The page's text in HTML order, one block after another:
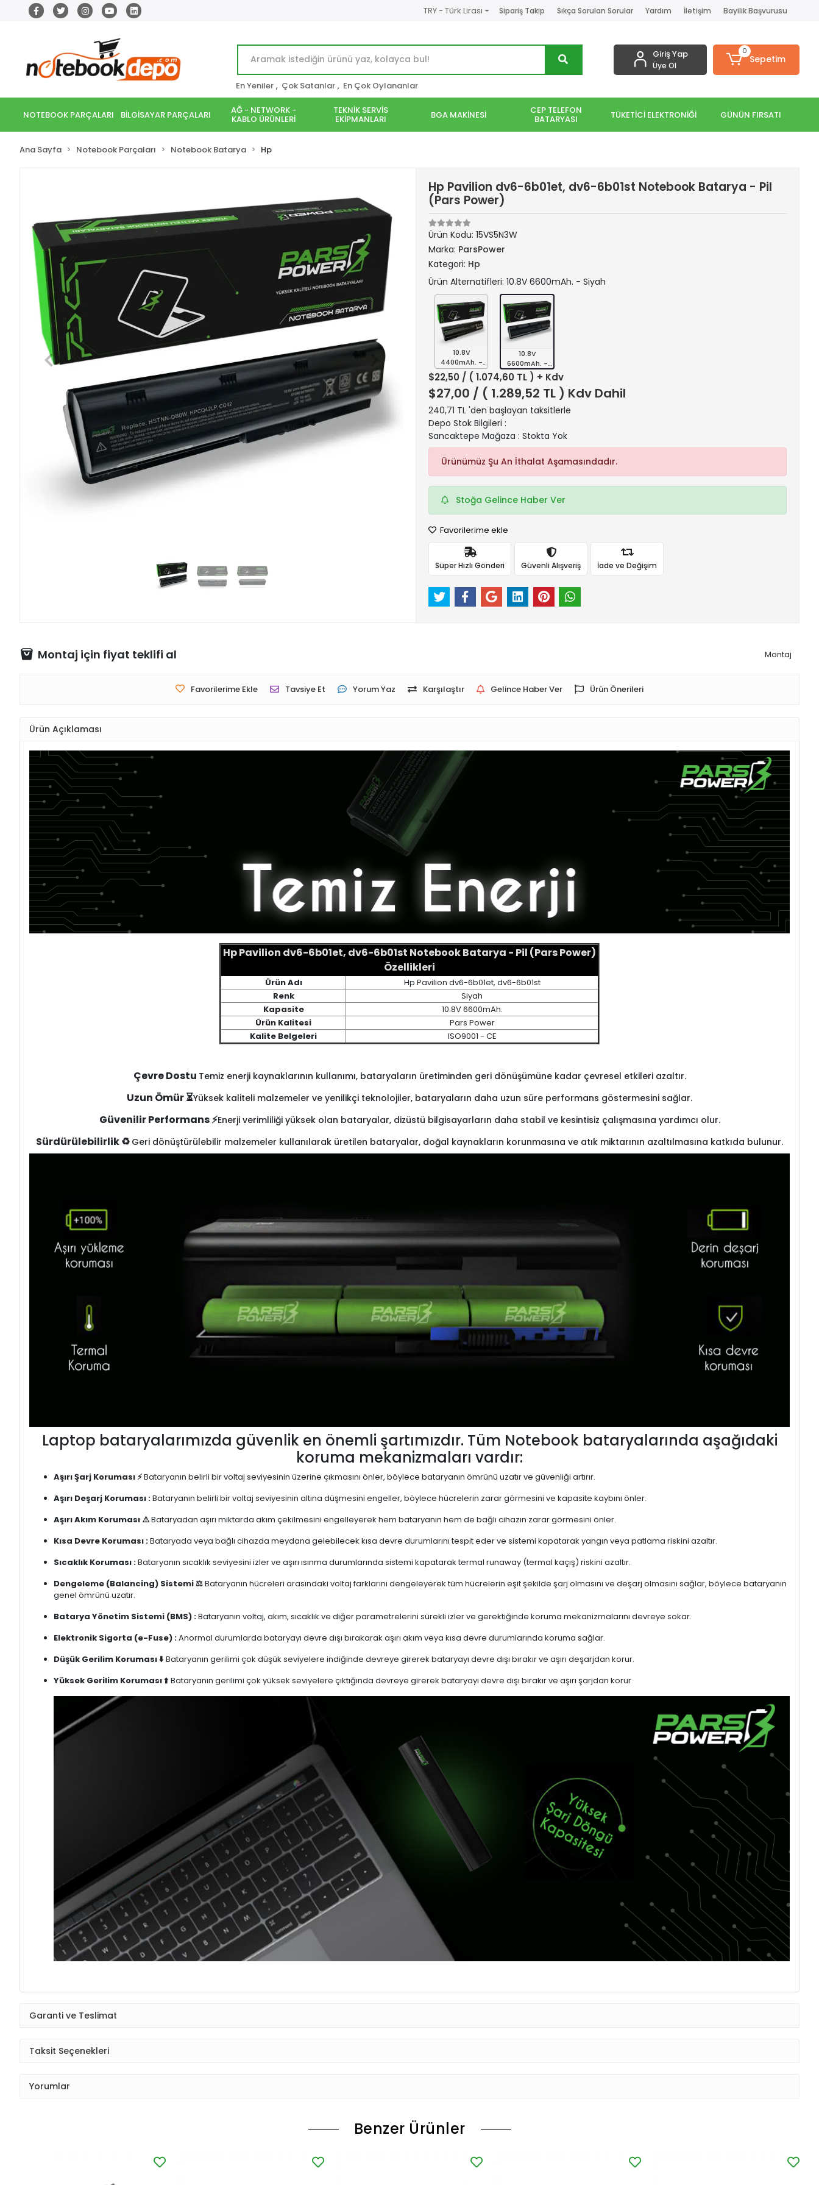
TRY - Türk Lirası Sipariş Takip Sıkça Sorulan Sorular Yardım İletişim Bayilik Başvurusu
En Yeniler , Çok Satanlar , En Çok Oylananlar
Giriş Yap
Üye Ol
0
Sepetim
NOTEBOOK PARÇALARI BİLGİSAYAR PARÇALARI AĞ - NETWORK -
KABLO ÜRÜNLERİ
TEKNİK SERVİS
EKİPMANLARI BGA MAKİNESİ CEP TELEFON
BATARYASI TÜKETİCİ ELEKTRONİĞİ GÜNÜN FIRSATI
Ana Sayfa Notebook Parçaları Notebook Batarya Hp
Hp Pavilion dv6-6b01et, dv6-6b01st Notebook Batarya - Pil
(Pars Power)
Ürün Kodu: 15VS5N3W
Marka: ParsPower
Kategori: Hp
Ürün Alternatifleri: 10.8V 6600mAh. - Siyah
10.8V
4400mAh. -
Siyah
10.8V
6600mAh. -
Siyah
$22,50 / ( 1.074,60 TL ) + Kdv
$27,00 / ( 1.289,52 TL ) Kdv Dahil
240,71 TL 'den başlayan taksitlerle
Depo Stok Bilgileri :
Sancaktepe Mağaza : Stokta Yok
Ürünümüz Şu An İthalat Aşamasındadır.
Stoğa Gelince Haber Ver
Favorilerime ekle
Süper Hızlı Gönderi Güvenli Alışveriş İade ve Değişim
Montaj için fiyat teklifi al Montaj
Favorilerime Ekle Tavsiye Et Yorum Yaz Karşılaştır Gelince Haber Ver Ürün Önerileri
Ürün Açıklaması
Hp Pavilion dv6-6b01et, dv6-6b01st Notebook Batarya - Pil (Pars Power)
Özellikleri
Ürün Adı
Hp Pavilion dv6-6b01et, dv6-6b01st
Renk
Siyah
Kapasite
10.8V 6600mAh.
Ürün Kalitesi
Pars Power
Kalite Belgeleri
ISO9001 - CE
Çevre Dostu Temiz enerji kaynaklarının kullanımı, bataryaların üretiminden geri dönüşümüne kadar çevresel etkileri azaltır.
Uzun Ömür ⏳Yüksek kaliteli malzemeler ve yenilikçi teknolojiler, bataryaların daha uzun süre performans göstermesini sağlar.
Güvenilir Performans ⚡Enerji verimliliği yüksek olan bataryalar, dizüstü bilgisayarların daha stabil ve kesintisiz çalışmasına yardımcı olur.
Sürdürülebilirlik ♻️ Geri dönüştürülebilir malzemeler kullanılarak üretilen bataryalar, doğal kaynakların korunmasına ve atık miktarının azaltılmasına katkıda bulunur.
Laptop bataryalarımızda güvenlik en önemli şartımızdır. Tüm Notebook bataryalarında aşağıdaki
koruma mekanizmaları vardır:
Aşırı Şarj Koruması ⚡Bataryanın belirli bir voltaj seviyesinin üzerine çıkmasını önler, böylece bataryanın ömrünü uzatır ve güvenliği artırır.
Aşırı Deşarj Koruması :Bataryanın belirli bir voltaj seviyesinin altına düşmesini engeller, böylece hücrelerin zarar görmesini ve kapasite kaybını önler.
Aşırı Akım Koruması ⚠️Bataryadan aşırı miktarda akım çekilmesini engelleyerek hem bataryanın hem de bağlı cihazın zarar görmesini önler.
Kısa Devre Koruması :Bataryada veya bağlı cihazda meydana gelebilecek kısa devre durumlarını tespit eder ve sistemi kapatarak yangın veya patlama riskini azaltır.
Sıcaklık Koruması :Bataryanın sıcaklık seviyesini izler ve aşırı ısınma durumlarında sistemi kapatarak termal runaway (termal kaçış) riskini azaltır.
Dengeleme (Balancing) Sistemi ⚖️Bataryanın hücreleri arasındaki voltaj farklarını dengeleyerek tüm hücrelerin eşit şekilde şarj olmasını ve deşarj olmasını sağlar, böylece bataryanın
genel ömrünü uzatır.
Batarya Yönetim Sistemi (BMS) :Bataryanın voltaj, akım, sıcaklık ve diğer parametrelerini sürekli izler ve gerektiğinde koruma mekanizmalarını devreye sokar.
Elektronik Sigorta (e-Fuse) :Anormal durumlarda bataryayı devre dışı bırakarak aşırı akım veya kısa devre durumlarında koruma sağlar.
Düşük Gerilim Koruması ⬇️Bataryanın gerilimi çok düşük seviyelere indiğinde devreye girerek bataryayı devre dışı bırakır ve aşırı deşarjdan korur.
Yüksek Gerilim Koruması ⬆️Bataryanın gerilimi çok yüksek seviyelere çıktığında devreye girerek bataryayı devre dışı bırakır ve aşırı şarjdan korur
Garanti ve Teslimat
Taksit Seçenekleri
Yorumlar
Benzer Ürünler